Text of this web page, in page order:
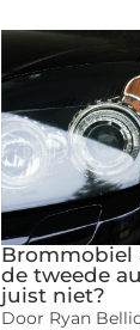
Brommobiel
de tweede
juist niet?
Door Ryan